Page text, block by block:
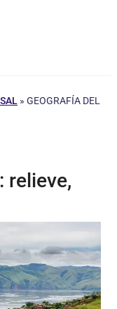
» GEOGRAFÍA DEL
relieve,